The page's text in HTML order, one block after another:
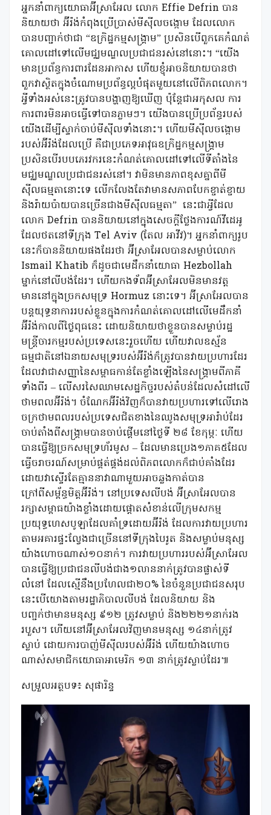
អ្នកនាំពាក្យយោធាអ៊ីស្រាអែល លោក Effie Defrin បាន
និយាយថា អ៊ីរ៉ង់កំពុងប្រើប្រាស់មីស៊ីលចង្កោម ដែលលោក
បានបញ្ជាក់ថាជា “ឧក្រិដ្ឋកម្មសង្គ្រាម” ប្រសិនបើពួកគេកំណត់
គោលដៅទៅលើមជ្ឈមណ្ឌលប្រជាជនរស់នៅនោះ។ “យើង
មានប្រព័ន្ធការពារដែនអាកាស ហើយខ្ញុំអាចនិយាយបានថា
ពួកវាស្ថិតក្នុងចំណោមប្រព័ន្ធល្អបំផុតមួយនៅលើពិភពលោក។
អ្វីទាំងអស់នេះត្រូវបានបង្ហាញឱ្យឃើញ ប៉ុន្តែជាអកុសល ការ
ការពារមិនអាចធ្វើទៅបានភ្លាមៗ។ យើងបានប្រើប្រព័ន្ធរបស់
យើងដើម្បីស្ទាក់ចាប់មីស៊ីលទាំងនោះ។ ហើយមីស៊ីលចង្កោម
របស់អ៊ីរ៉ង់ដែលប្រើ គឺជាប្រភេទអាវុធឧក្រិដ្ឋកម្មសង្គ្រាម
ប្រសិនបើរបបភេរវករនេះកំណត់គោលដៅទៅលើទីតាំងនៃ
មជ្ឈមណ្ឌលប្រជាជនរស់នៅ។ វាមិនមានភាពខុសគ្នាពីមី
ស៊ីលធម្មតានោះទេ លើកលែងតែវាមានសភាពបែកខ្ចាត់ខ្ចាយ
និងរ៉ាយប៉ាយបានច្រើនជាងមីស៊ីលធម្មតា” នេះជាអ្វីដែល
លោក Defrin បាននិយាយនៅក្នុងសេចក្តីថ្លែងការណ៍វីដេអូ
ដែលថតនៅទីក្រុង Tel Aviv (តែល អាវីវ)។ អ្នកនាំពាក្យរូប
នេះក៏បាននិយាយផងដែរថា អ៊ីស្រាអែលបានសម្លាប់លោក
Ismail Khatib ក៏ដូចជាមេដឹកនាំយោធា Hezbollah
ម្នាក់នៅលីបង់ដែរ។ ហើយកងទ័ពអ៊ីស្រាអែលមិនមានវត្ត
មាននៅក្នុងច្រកសមុទ្រ Hormuz នោះទេ។ អ៊ីស្រាអែលបាន
បន្តយុទ្ធនាការរបស់ខ្លួនក្នុងការកំណត់គោលដៅលើមេដឹកនាំ
អ៊ីរ៉ង់កាលពីថ្ងៃពុធនេះ ដោយនិយាយថាខ្លួនបានសម្លាប់រដ្ឋ
មន្ត្រីចារកម្មរបស់ប្រទេសនេះរួចហើយ ហើយវាលឧស្ម័ន
ធម្មជាតិនៅឯនាយសមុទ្ររបស់អ៊ីរ៉ង់ក៏ត្រូវបានវាយប្រហារដែរ
ដែលវាជាសញ្ញានៃសម្ពាធកាន់តែខ្លាំងឡើងនៃសង្គ្រាមពីភាគី
ទាំងពីរ – លើសរសៃឈាមសេដ្ឋកិច្ចរបស់តំបន់ដែលសំដៅលើ
ថាមពលអ៊ីរ៉ង់។ ចំណែកអ៊ីរ៉ង់វិញក៏បានវាយប្រហារទៅលើរោង
ចក្រថាមពលរបស់ប្រទេសជិតខាងនៃឈូងសមុទ្រអារ៉ាប់ដែរ
ចាប់តាំងពីសង្គ្រាមបានចាប់ផ្តើមនៅថ្ងៃទី ២៨ ខែកុម្ភៈ ហើយ
បានធ្វើឱ្យច្រកសមុទ្រហ័រមូស – ដែលមានប្រេង១ភាគ៥ដែល
ធ្វើចរាចរណ៍សម្រាប់ផ្គត់ផ្គង់ដល់ពិភពលោកក៏ជាប់គាំងដែរ
ដោយវាស្ទើរតែគ្មាននាវាណាមួយអាចឆ្លងកាត់បាន
ក្រៅពីសម្ព័ន្ធមិត្តអ៊ីរ៉ង់។ នៅប្រទេសលីបង់ អ៊ីស្រាអែលបាន
រក្សាសម្ពាធយ៉ាងខ្លាំងដោយផ្តោតសំខាន់លើក្រុមសកម្ម
ប្រយុទ្ធហេសបូឡាដែលគាំទ្រដោយអ៊ីរ៉ង់ ដែលការវាយប្រហារ
តាមអគារផ្ទះល្វែងជាច្រើននៅទីក្រុងបៃរូត និងសម្លាប់មនុស្ស
យ៉ាងហោចណាស់១០នាក់។ ការវាយប្រហាររបស់អ៊ីស្រាអែល
បានធ្វើឱ្យប្រជាជនលីបង់ជាង១លាននាក់ត្រូវបានផ្លាស់ទី
លំនៅ ដែលស្មើនឹងប្រហែលជា២០% នៃចំនួនប្រជាជនសរុប
នេះបើយោងតាមរដ្ឋាភិបាលលីបង់ ដែលនិយាយ និង
បញ្ជក់ថាមានមនុស្ស ៩១២ ត្រូវសម្លាប់ និង២២២១នាក់រង
របួស។ ហើយនៅអ៊ីស្រាអែលវិញមានមនុស្ស ១៤នាក់ត្រូវ
ស្លាប់ ដោយការបាញ់មីស៊ីលរបស់អ៊ីរ៉ង់ ហើយយ៉ាងហោច
ណាស់សមាជិកយោធាអាមេរិក ១៣ នាក់ត្រូវស្លាប់ដែរ៕
សម្រួលអត្ថបទ៖ សុផារិន្ទ